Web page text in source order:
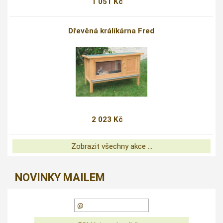
Dřevěná králíkárna Fred
2 023 Kč
Zobrazit všechny akce ...
NOVINKY MAILEM